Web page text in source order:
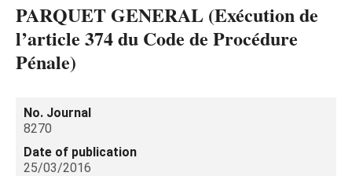
PARQUET GENERAL (Exécution de
l’article 374 du Code de Procédure
Pénale)
No. Journal
8270
Date of publication
25/03/2016